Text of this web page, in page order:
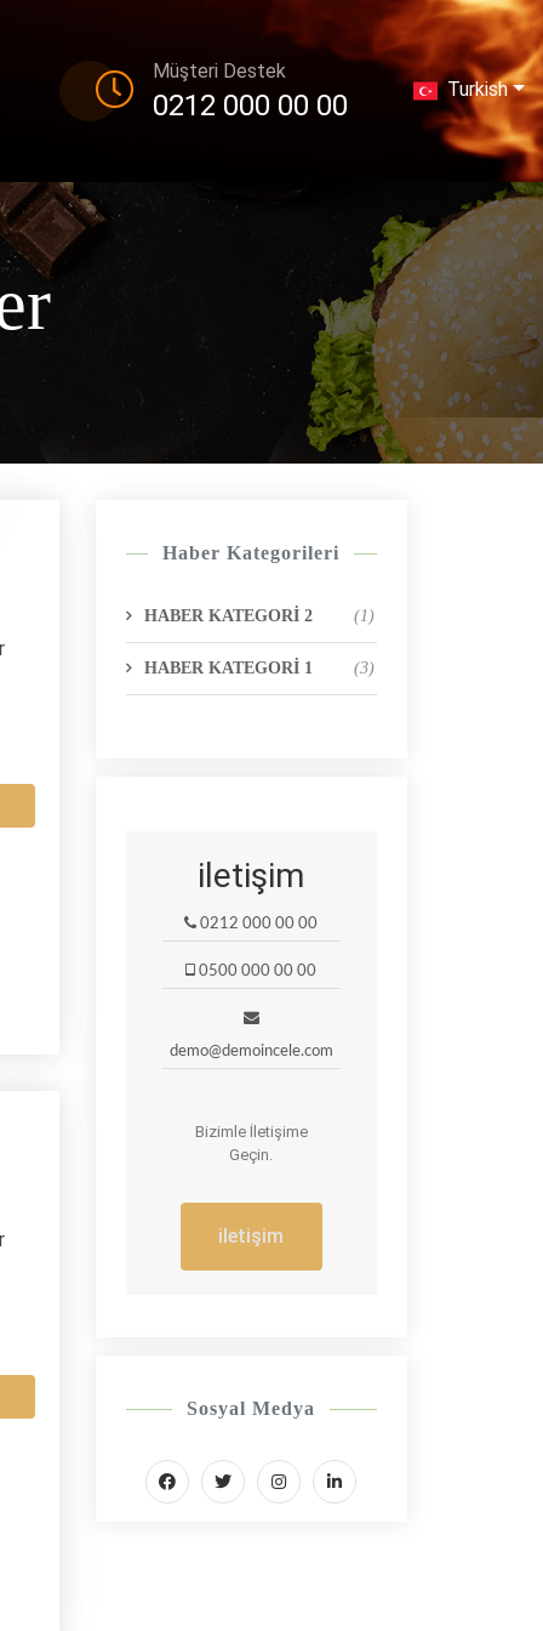
Müşteri Destek
0212 000 00 00 Turkish
Haber Kategorileri
HABER KATEGORİ 2 (1)
HABER KATEGORİ 1 (3)
iletişim
0212 000 00 00
0500 000 00 00
demo@demoincele.com
Bizimle İletişime
Geçin.
iletişim
Sosyal Medya